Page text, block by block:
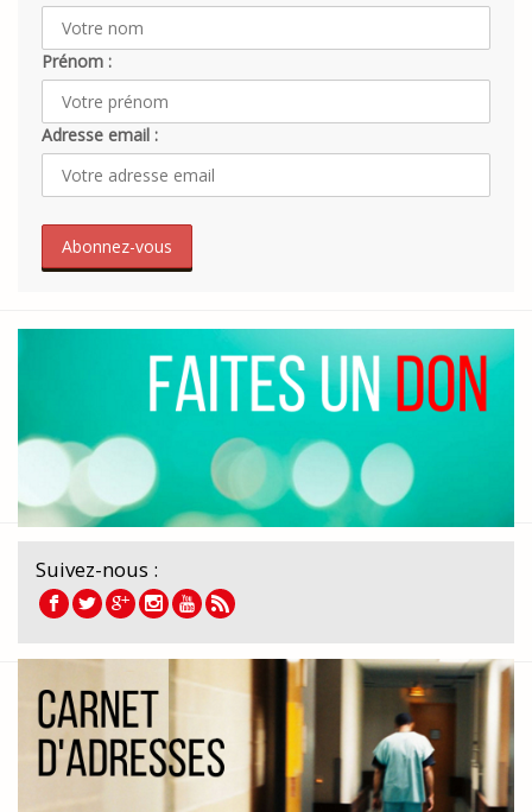
Prénom :
Adresse email :
Suivez-nous :